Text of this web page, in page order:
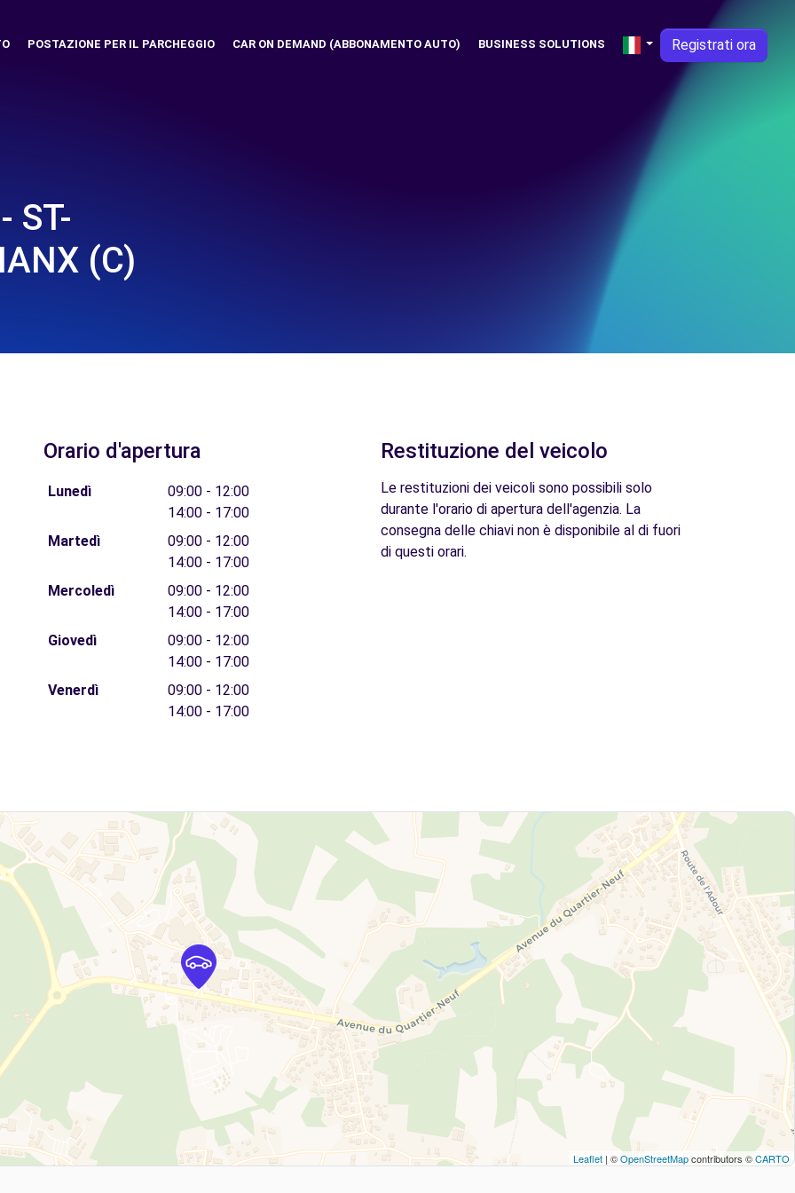
POSTAZIONE PER IL PARCHEGGIO CAR ON DEMAND (ABBONAMENTO AUTO) BUSINESS SOLUTIONS Registrati ora
ST-
(C)
Orario d'apertura
Lunedì
09:00 - 12:00
14:00 - 17:00
Martedì
09:00 - 12:00
14:00 - 17:00
Mercoledì
09:00 - 12:00
14:00 - 17:00
Giovedì
09:00 - 12:00
14:00 - 17:00
Venerdì
09:00 - 12:00
14:00 - 17:00
Restituzione del veicolo
Le restituzioni dei veicoli sono possibili solo
durante l'orario di apertura dell'agenzia. La
consegna delle chiavi non è disponibile al di fuori
di questi orari.
Leaflet | ©OpenStreetMapcontributors ©CARTO